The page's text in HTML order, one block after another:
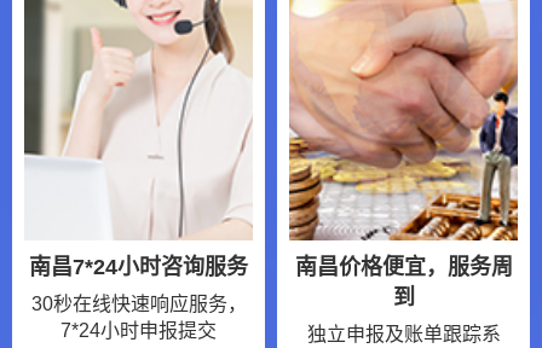
南昌7*24小时咨询服务
30秒在线快速响应服务，
7*24小时申报提交
南昌价格便宜，服务周
到
独立申报及账单跟踪系